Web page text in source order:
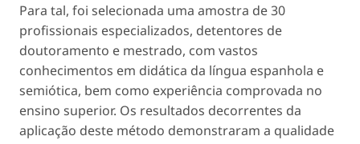
Para tal, foi selecionada uma amostra de 30
profissionais especializados, detentores de
doutoramento e mestrado, com vastos
conhecimentos em didática da língua espanhola e
semiótica, bem como experiência comprovada no
ensino superior. Os resultados decorrentes da
aplicação deste método demonstraram a qualidade